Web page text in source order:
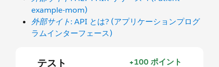
example-mom)
外部サイト: API とは? (アプリケーションプログ
ラムインターフェース)